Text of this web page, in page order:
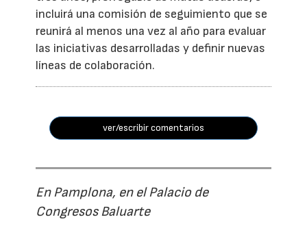
incluirá una comisión de seguimiento que se
reunirá al menos una vez al año para evaluar
las iniciativas desarrolladas y definir nuevas
líneas de colaboración.
ver/escribir comentarios
En Pamplona, en el Palacio de
Congresos Baluarte